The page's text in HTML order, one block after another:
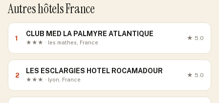
Autres hôtels France
1
CLUB MED LA PALMYRE ATLANTIQUE
★★★ · les mathes, France
★ 5.0
2
LES ESCLARGIES HOTEL ROCAMADOUR
★★★ · lyon, France
★ 5.0